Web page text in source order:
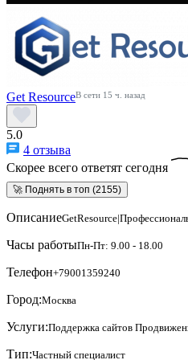
Get ResourceВ сети 15 ч. назад
5.0
4 отзыва
Скорее всего ответят сегодня
🚀 Поднять в топ (2155)
Описание
Часы работыПн-Пт: 9.00 - 18.00
Телефон+79001359240
Город:Москва
Услуги:Поддержка сайтов
Тип:Частный специалист